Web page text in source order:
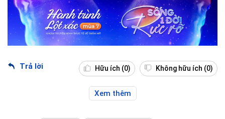
Trả lời Hữu ích (0) Không hữu ích (0)
Xem thêm